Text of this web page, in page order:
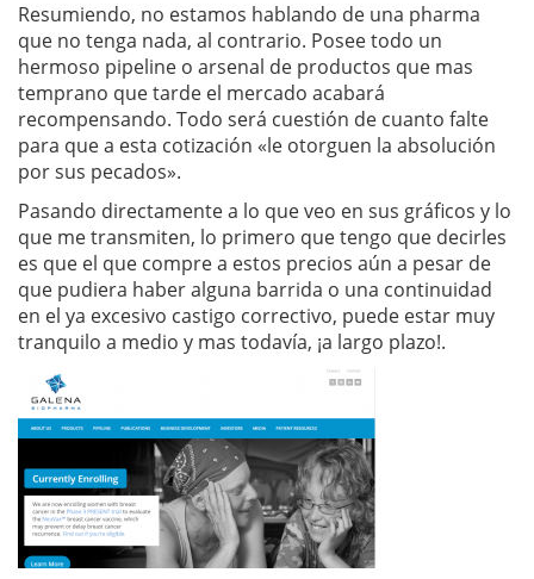
Resumiendo, no estamos hablando de una pharma
que no tenga nada, al contrario. Posee todo un
hermoso pipeline o arsenal de productos que mas
temprano que tarde el mercado acabará
recompensando. Todo será cuestión de cuanto falte
para que a esta cotización «le otorguen la absolución
por sus pecados».
Pasando directamente a lo que veo en sus gráficos y lo
que me transmiten, lo primero que tengo que decirles
es que el que compre a estos precios aún a pesar de
que pudiera haber alguna barrida o una continuidad
en el ya excesivo castigo correctivo, puede estar muy
tranquilo a medio y mas todavía, ¡a largo plazo!.